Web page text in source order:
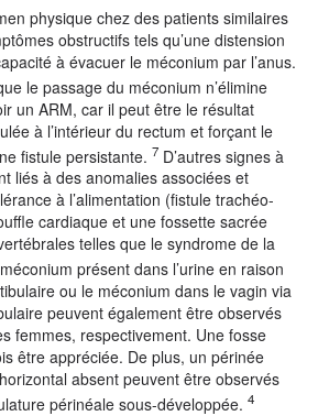
physique chez des patients similaires
obstructifs tels qu’une distension
à évacuer le méconium par l’anus.
le passage du méconium n’élimine
un ARM, car il peut être le résultat
à l’intérieur du rectum et forçant le
fistule persistante. 7 D’autres signes à
liés à des anomalies associées et
à l’alimentation (fistule trachéo-
cardiaque et une fossette sacrée
telles que le syndrome de la
présent dans l’urine en raison
ou le méconium dans le vagin via
peuvent également être observés
femmes, respectivement. Une fosse
être appréciée. De plus, un périnée
absent peuvent être observés
périnéale sous-développée. 4